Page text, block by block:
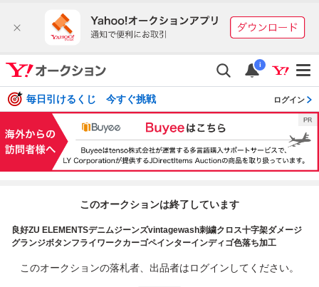
i
毎日引けるくじ 今すぐ挑戦 ログイン
このオークションは終了しています
良好ZU ELEMENTSデニムジーンズvintagewash刺繍クロス十字架ダメージ
グランジボタンフライワークカーゴペインターインディゴ色落ち加工
このオークションの落札者、出品者はログインしてください。